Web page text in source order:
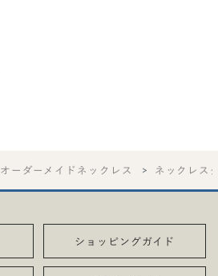
オーダーメイドネックレス ネックレス
ショッピングガイド